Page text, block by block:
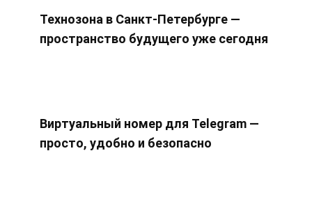
Технозона в Санкт-Петербурге —
пространство будущего уже сегодня
Виртуальный номер для Telegram —
просто, удобно и безопасно